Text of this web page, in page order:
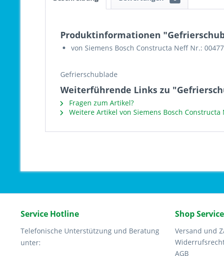
Produktinformationen
von Siemens Bosch Constructa Neff Nr.:
Gefrierschublade
Weiterführende Links zu
Fragen zum Artikel?
Weitere Artikel von Siemens Bosch Constructa
Service Hotline
Telefonische Unterstützung und Beratung
unter:
Shop Service
Versand und
AGB